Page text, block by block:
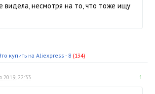
видела, несмотря на то, что тоже ищу
купить на Aliexpress - 8 (134)
2019, 22:33 1